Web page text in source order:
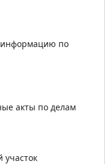
информацию по
акты по делам
участок